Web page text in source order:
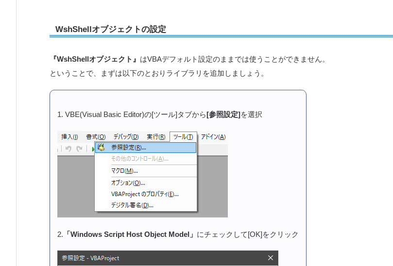
WshShellオブジェクトの設定
『WshShellオブジェクト』 はVBAデフォルト設定のままでは使うことができません。
ということで、まずは以下のとおりライブラリを追加しましょう。
1. VBE(Visual Basic Editor)の[ツール]タブから[参照設定]を選択
2. 「Windows Script Host Object Model」 にチェックして[OK]をクリック